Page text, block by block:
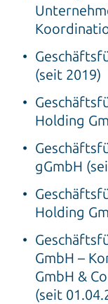
(seit 2019)
Holding
gGmbH
Holding
GmbH –
GmbH &
(seit